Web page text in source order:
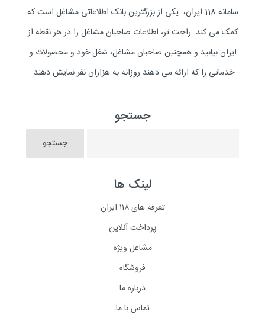
سامانه 118 ایران، یکی از بزرگترین بانک اطلاعاتی مشاغل است که
کمک می کند راحت تر، اطلاعات صاحبان مشاغل را در هر نقطه از
ایران بیابید و همچنین صاحبان مشاغل، شغل خود و محصولات و
خدماتی را که ارائه می دهند روزانه به هزاران نفر نمایش دهند.
جستجو
لینک ها
تعرفه های ۱۱۸ ایران
پرداخت آنلاین
مشاغل ویژه
فروشگاه
درباره ما
تماس با ما